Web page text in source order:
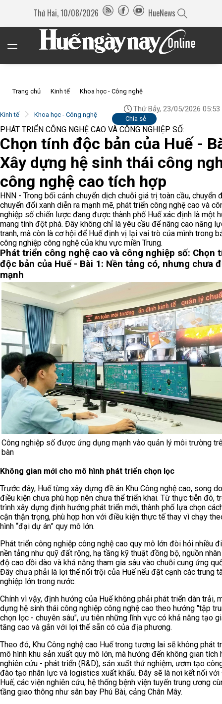
Thứ Hai, 10/08/2026 HueNews
Trang chủ Kinh tế Khoa học - Công nghệ
Kinh tế Khoa học - Công nghệ
Thứ Bảy, 23/05/2026 05:53
Chia sẻ
PHÁT TRIỂN CÔNG NGHỆ CAO VÀ CÔNG NGHIỆP SỐ:
Chọn tính độc bản của Huế -
Xây dựng hệ sinh thái công
công nghệ cao tích hợp
HNN - Trong bối cảnh chuyển dịch chuỗi giá trị toàn cầu, chuyển
chuyển đổi xanh diễn ra mạnh mẽ, phát triển công nghệ cao và
nghiệp số chiến lược đang được thành phố Huế xác định là một
mang tính đột phá. Đây không chỉ là yêu cầu để nâng cao năng
tranh, mà còn là cơ hội để Huế định vị lại vai trò của mình trong
công nghiệp công nghệ của khu vực miền Trung.
Phát triển công nghệ cao và công nghiệp số: Chọn
độc bản của Huế - Bài 1: Nền tảng có, nhưng chưa
mạnh
Công nghiệp số được ứng dụng mạnh vào quản lý môi trường
bàn
Không gian mới cho mô hình phát triển chọn lọc
Trước đây, Huế từng xây dựng đề án Khu Công nghệ cao, song
điều kiện chưa phù hợp nên chưa thể triển khai. Từ thực tiễn đó,
trình xây dựng định hướng phát triển mới, thành phố lựa chọn
cận thận trọng, phù hợp hơn với điều kiện thực tế thay vì chạy
hình “đại dự án” quy mô lớn.
Phát triển công nghiệp công nghệ cao quy mô lớn đòi hỏi nhiều
nền tảng như quỹ đất rộng, hạ tầng kỹ thuật đồng bộ, nguồn
độ cao dồi dào và khả năng tham gia sâu vào chuỗi cung ứng
Đây chưa phải là lợi thế nổi trội của Huế nếu đặt cạnh các trung
nghiệp lớn trong nước.
Chính vì vậy, định hướng của Huế không phải phát triển dàn trải,
dựng hệ sinh thái công nghiệp công nghệ cao theo hướng "tập
chọn lọc - chuyên sâu", ưu tiên những lĩnh vực có khả năng tạo
tăng cao và gắn với lợi thế sẵn có của địa phương.
Theo đó, Khu Công nghệ cao Huế trong tương lai sẽ không phát
mô hình khu sản xuất quy mô lớn, mà hướng đến không gian tích
nghiên cứu - phát triển (R&D), sản xuất thử nghiệm, ươm tạo
đào tạo nhân lực và logistics xuất khẩu. Đây sẽ là nơi kết nối
Huế, các viện nghiên cứu, hệ thống bệnh viện tuyến trung ương
tầng giao thông như sân bay Phú Bài, cảng Chân Mây.